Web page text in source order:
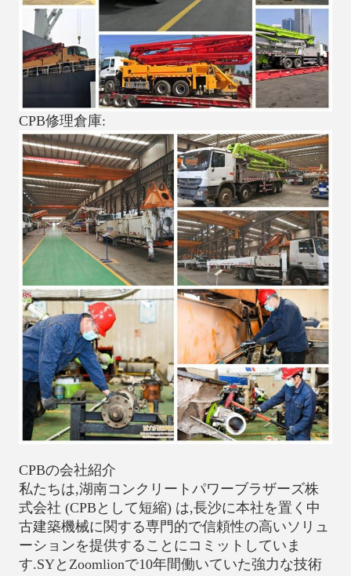
CPB修理倉庫:
CPBの会社紹介
私たちは,湖南コンクリートパワーブラザーズ株
式会社 (CPBとして短縮) は,長沙に本社を置く中
古建築機械に関する専門的で信頼性の高いソリュ
ーションを提供することにコミットしていま
す.SYとZoomlionで10年間働いていた強力な技術